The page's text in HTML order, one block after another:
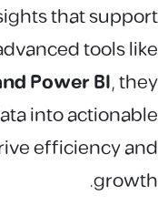
that support
tools like
Power BI, they
into actionable
efficiency and
growth.